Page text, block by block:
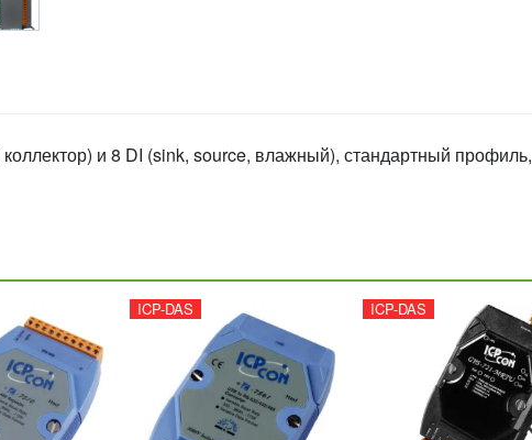
и 8 DI (sink, source, влажный), стандартный профиль,
ICP-DAS ICP-DAS